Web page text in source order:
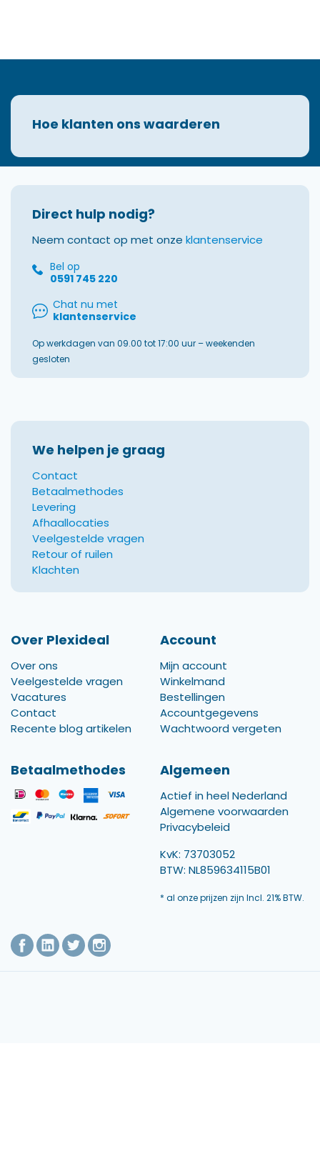
Hoe klanten ons waarderen
Direct hulp nodig?
Neem contact op met onze klantenservice
Bel op
0591 745 220
Chat nu met
klantenservice
Op werkdagen van 09.00 tot 17:00 uur – weekenden
gesloten
We helpen je graag
Contact
Betaalmethodes
Levering
Afhaallocaties
Veelgestelde vragen
Retour of ruilen
Klachten
Over Plexideal
Over ons
Veelgestelde vragen
Vacatures
Contact
Recente blog artikelen
Account
Mijn account
Winkelmand
Bestellingen
Accountgegevens
Wachtwoord vergeten
Betaalmethodes Algemeen
Actief in heel Nederland
Algemene voorwaarden
Privacybeleid
KvK: 73703052
BTW: NL859634115B01
* al onze prijzen zijn Incl. 21% BTW.